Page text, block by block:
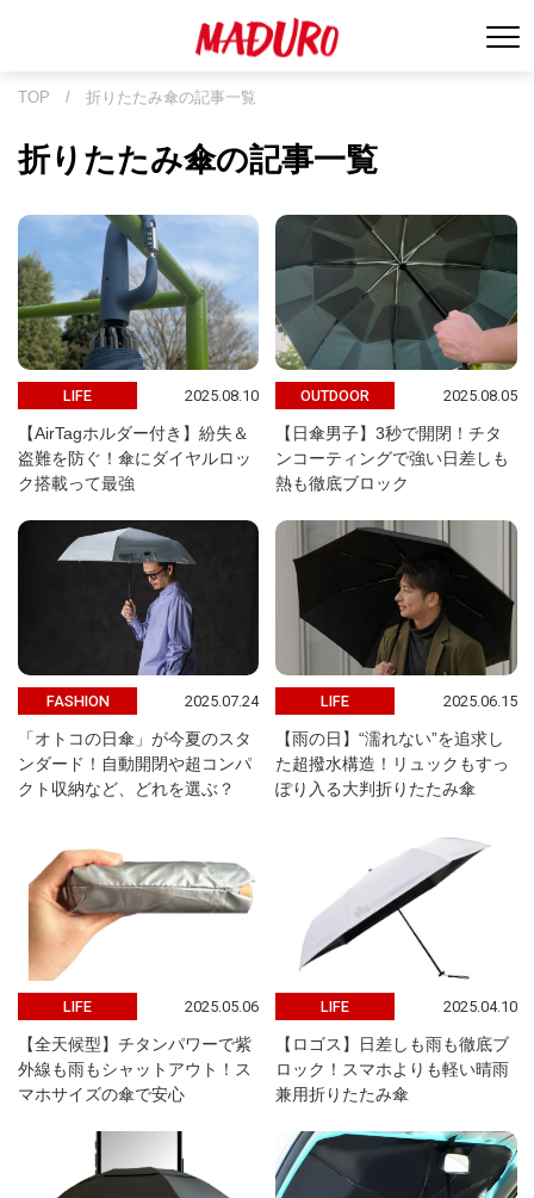
TOP / 折りたたみ傘の記事一覧
折りたたみ傘の記事一覧
LIFE 2025.08.10
【AirTagホルダー付き】紛失＆
盗難を防ぐ！傘にダイヤルロッ
ク搭載って最強
OUTDOOR 2025.08.05
【日傘男子】3秒で開閉！チタ
ンコーティングで強い日差しも
熱も徹底ブロック
FASHION 2025.07.24
「オトコの日傘」が今夏のスタ
ンダード！自動開閉や超コンパ
クト収納など、どれを選ぶ？
LIFE 2025.06.15
【雨の日】“濡れない”を追求し
た超撥水構造！リュックもすっ
ぽり入る大判折りたたみ傘
LIFE 2025.05.06
【全天候型】チタンパワーで紫
外線も雨もシャットアウト！ス
マホサイズの傘で安心
LIFE 2025.04.10
【ロゴス】日差しも雨も徹底ブ
ロック！スマホよりも軽い晴雨
兼用折りたたみ傘